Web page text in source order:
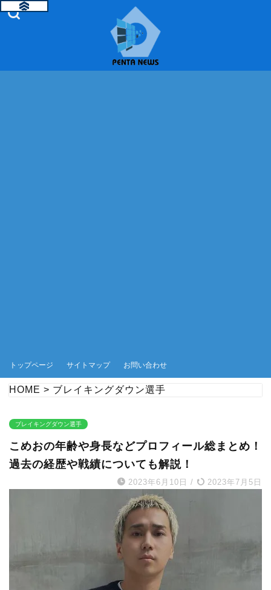
トップページ サイトマップ お問い合わせ
HOME > ブレイキングダウン選手
ブレイキングダウン選手
こめおの年齢や身長などプロフィール総まとめ！
過去の経歴や戦績についても解説！
2023年6月10日 / 2023年7月5日